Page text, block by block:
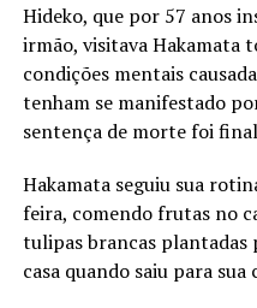
Hideko, que por 57 anos
irmão, visitava Hakamata
condições mentais
tenham se manifestado
sentença de morte foi
Hakamata seguiu sua
feira, comendo frutas no
tulipas brancas plantadas
casa quando saiu para sua